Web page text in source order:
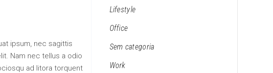
ipsum, nec sagittis
Nam nec tellus a odio
ad litora torquent
Lifestyle
Office
Sem categoria
Work